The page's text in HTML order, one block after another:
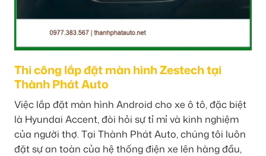
Thi công lắp đặt màn hình Zestech tại
Thành Phát Auto
Việc lắp đặt màn hình Android cho xe ô tô, đặc biệt
là Hyundai Accent, đòi hỏi sự tỉ mỉ và kinh nghiệm
của người thợ. Tại Thành Phát Auto, chúng tôi luôn
đặt sự an toàn của hệ thống điện xe lên hàng đầu,